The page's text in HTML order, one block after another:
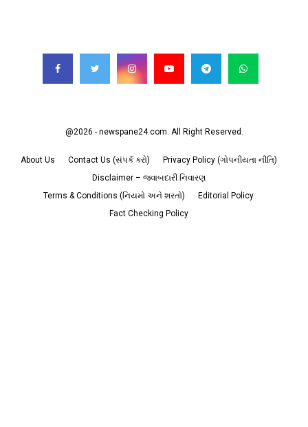
@2026 - newspane24.com. All Right Reserved.
About Us Contact Us (સંપર્ક કરો)
Privacy Policy (ગોપનીયતા નીતિ)
Disclaimer – જવાબદારી નિવારણ
Terms & Conditions (નિયમો અને શરતો)
Editorial Policy
Fact Checking Policy